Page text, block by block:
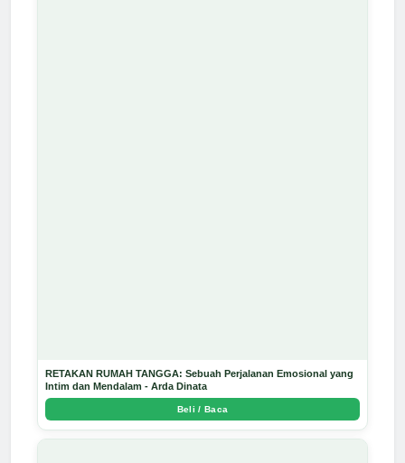
RETAKAN RUMAH TANGGA: Sebuah Perjalanan Emosional yang
Intim dan Mendalam - Arda Dinata
Beli / Baca